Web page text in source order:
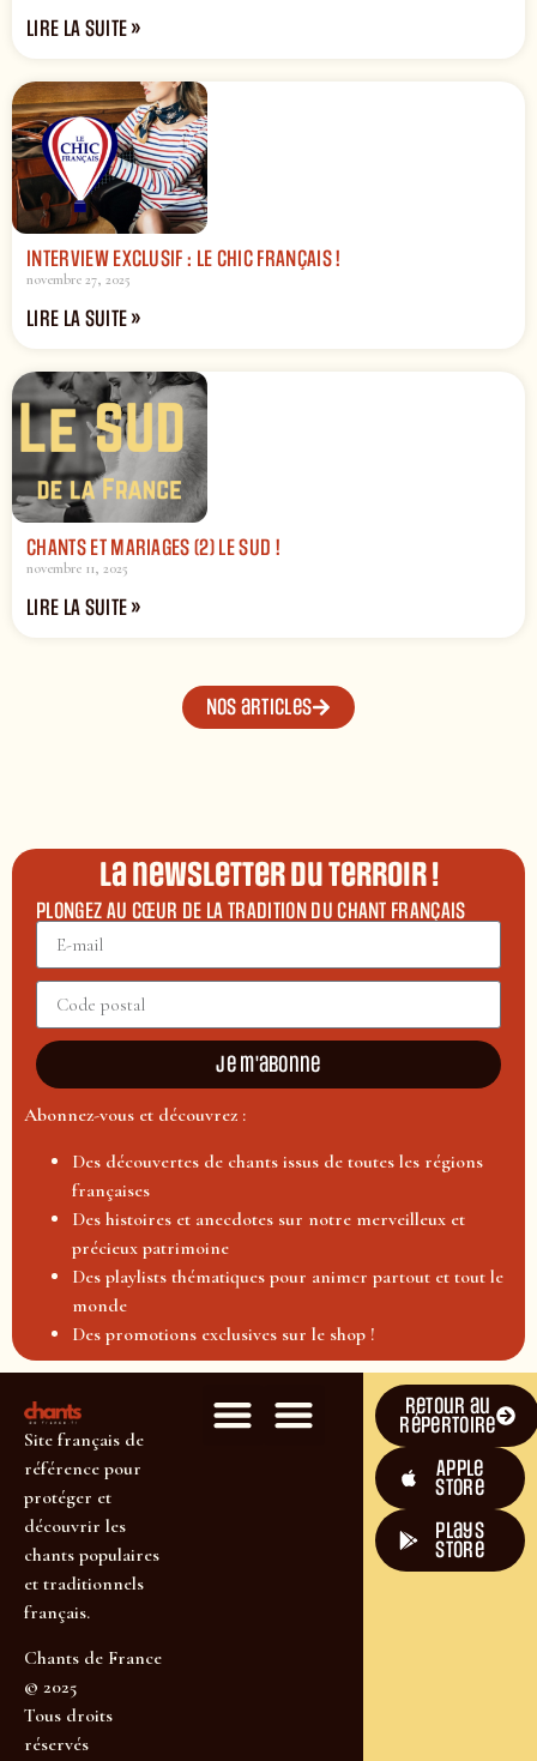
LIRE LA SUITE »
INTERVIEW EXCLUSIF : LE CHIC FRANÇAIS !
novembre 27, 2025
LIRE LA SUITE »
CHANTS ET MARIAGES (2) LE SUD !
novembre 11, 2025
LIRE LA SUITE »
Nos articles
La newsletter du terroir !
PLONGEZ AU CŒUR DE LA TRADITION DU CHANT FRANÇAIS
Je m'abonne
Abonnez-vous et découvrez :
Des découvertes de chants issus de toutes les régions
françaises
Des histoires et anecdotes sur notre merveilleux et
précieux patrimoine
Des playlists thématiques pour animer partout et tout le
monde
Des promotions exclusives sur le shop !
Site français de
référence pour
protéger et
découvrir les
chants populaires
et traditionnels
français.
Chants de France
© 2025
Tous droits
réservés
Retour au
répertoire
Apple
Store
plays
store